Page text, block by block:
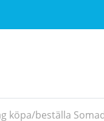
köpa/beställa